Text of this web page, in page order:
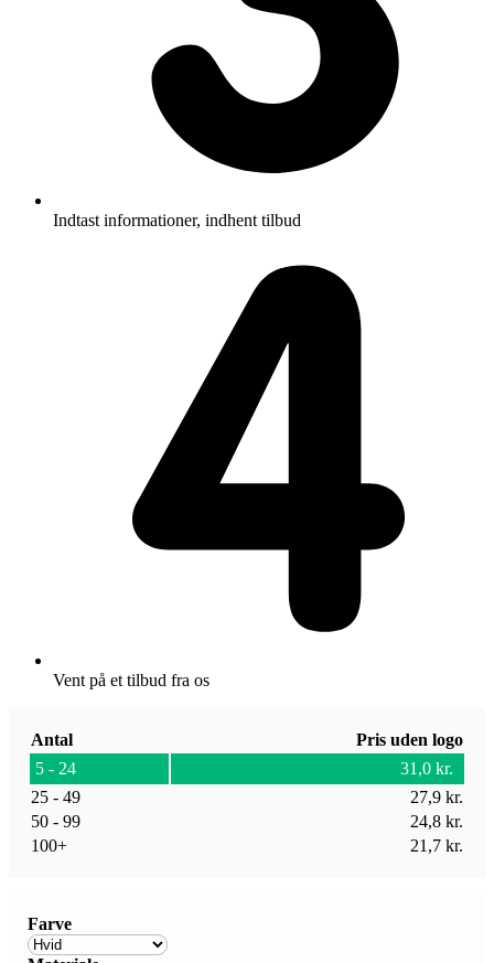
Indtast informationer, indhent tilbud
Vent på et tilbud fra os
Antal
Pris uden logo
5 - 24
31,0 kr.
25 - 49
27,9 kr.
50 - 99
24,8 kr.
100+
21,7 kr.
Farve